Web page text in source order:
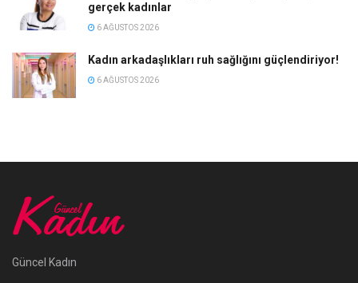
gerçek kadınlar
6 AĞUSTOS 2026
Kadın arkadaşlıkları ruh sağlığını güçlendiriyor!
6 AĞUSTOS 2026
Güncel Kadın